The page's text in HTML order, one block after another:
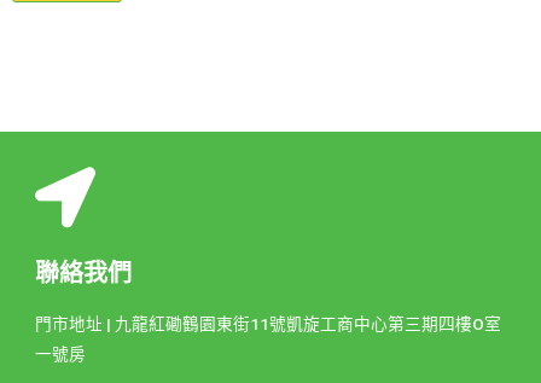
聯絡我們
門市地址 | 九龍紅磡鶴園東街11號凱旋工商中心第三期四樓O室
一號房